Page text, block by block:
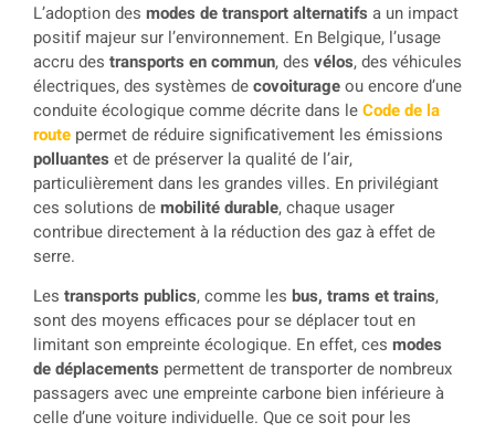
L’adoption des modes de transport alternatifs a un impact
positif majeur sur l’environnement. En Belgique, l’usage
accru des transports en commun, des vélos, des véhicules
électriques, des systèmes decovoiturageou encore d’une
conduite écologique comme décrite dans leCode de la
route permet de réduire significativement les émissions
polluantes et de préserver la qualité de l’air,
particulièrement dans les grandes villes. En privilégiant
ces solutions demobilité durable, chaque usager
contribue directement à la réduction des gaz à effet de
serre.
Les transports publics, comme les bus, trams et trains,
sont des moyens efficaces pour se déplacer tout en
limitant son empreinte écologique. En effet, ces modes
de déplacements permettent de transporter de nombreux
passagers avec une empreinte carbone bien inférieure à
celle d’une voiture individuelle. Que ce soit pour les